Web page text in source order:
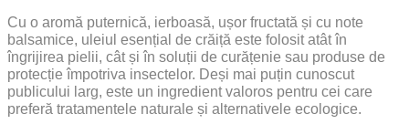
Cu o aromă puternică, ierboasă, ușor fructată și cu note
balsamice, uleiul esențial de crăiță este folosit atât în
îngrijirea pielii, cât și în soluții de curățenie sau produse de
protecție împotriva insectelor. Deși mai puțin cunoscut
publicului larg, este un ingredient valoros pentru cei care
preferă tratamentele naturale și alternativele ecologice.